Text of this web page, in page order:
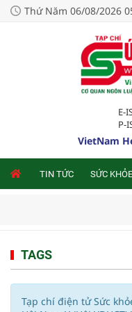
Thứ Năm 06/08/2026
E-
P-
VietNam
TIN TỨC SỨC KHỎE
TAGS
Tạp chí điện tử Sức